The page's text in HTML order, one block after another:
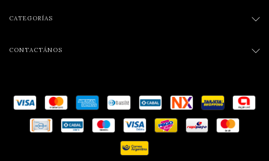
CATEGORÍAS
CONTACTÁNOS